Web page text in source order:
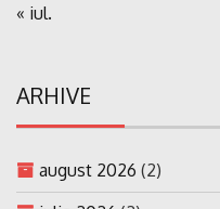
« iul.
ARHIVE
august 2026 (2)